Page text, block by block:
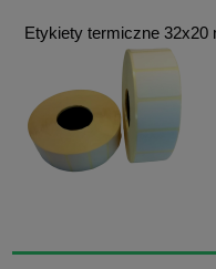
Etykiety termiczne 32x20